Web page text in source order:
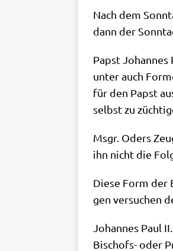
Nach dem
dann der
Papst
un­ter auch
für den Papst
selbst zu
Msgr. Oders
ihn nicht die
Die­se Form der
gen ver­su­chen
Johan­nes Paul
Bischofs- oder